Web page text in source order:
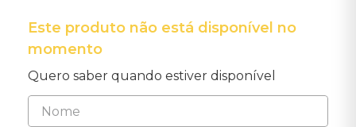
Este produto não está disponível no
momento
Quero saber quando estiver disponível